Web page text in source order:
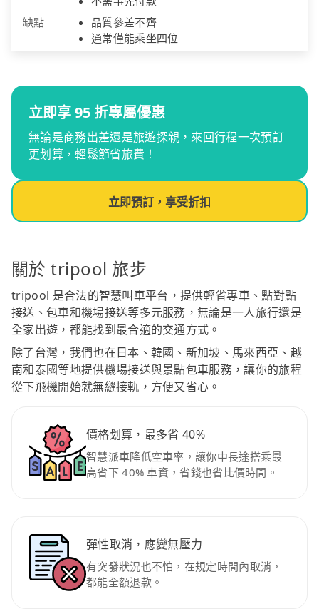
缺點
品質參差不齊
通常僅能乘坐四位
立即享 95 折專屬優惠
無論是商務出差還是旅遊探親，來回行程一次預訂
更划算，輕鬆節省旅費！
立即預訂，享受折扣
關於 tripool 旅步
tripool 是合法的智慧叫車平台，提供輕省專車、點對點
接送、包車和機場接送等多元服務，無論是一人旅行還是
全家出遊，都能找到最合適的交通方式。
除了台灣，我們也在日本、韓國、新加坡、馬來西亞、越
南和泰國等地提供機場接送與景點包車服務，讓你的旅程
從下飛機開始就無縫接軌，方便又省心。
價格划算，最多省 40%
智慧派車降低空車率，讓你中長途搭乘最
高省下 40% 車資，省錢也省比價時間。
彈性取消，應變無壓力
有突發狀況也不怕，在規定時間內取消，
都能全額退款。